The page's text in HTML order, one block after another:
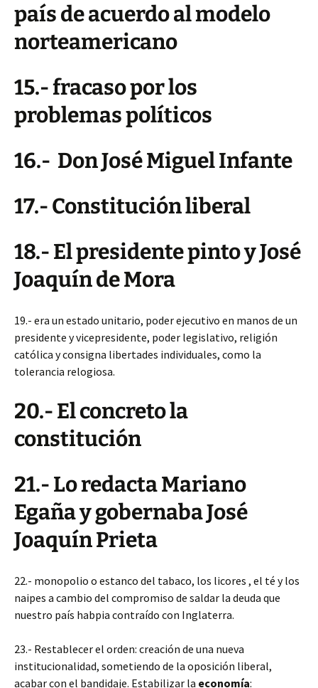
país de acuerdo al modelo
norteamericano
15.- fracaso por los
problemas políticos
16.- Don José Miguel Infante
17.- Constitución liberal
18.- El presidente pinto y José
Joaquín de Mora
19.- era un estado unitario, poder ejecutivo en manos de un
presidente y vicepresidente, poder legislativo, religión
católica y consigna libertades individuales, como la
tolerancia relogiosa.
20.- El concreto la
constitución
21.- Lo redacta Mariano
Egaña y gobernaba José
Joaquín Prieta
22.- monopolio o estanco del tabaco, los licores , el té y los
naipes a cambio del compromiso de saldar la deuda que
nuestro país habpia contraído con Inglaterra.
23.- Restablecer el orden: creación de una nueva
institucionalidad, sometiendo de la oposición liberal,
acabar con el bandidaje. Estabilizar la economía: